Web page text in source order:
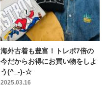
海外古着も豊富！トレポ7倍の
今だからお得にお買い物をしよ
う(^_-)-☆
2025.03.16